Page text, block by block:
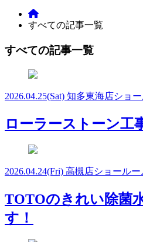
すべての記事一覧
すべての記事一覧
2026.04.25(Sat) 知多東海店ショ
ローラーストーン
2026.04.24(Fri) 高槻店ショールー
TOTOのきれい除菌
す！